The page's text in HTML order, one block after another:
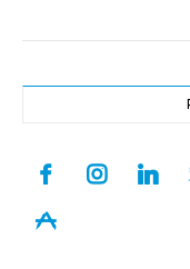
facebookinstagram
appstore